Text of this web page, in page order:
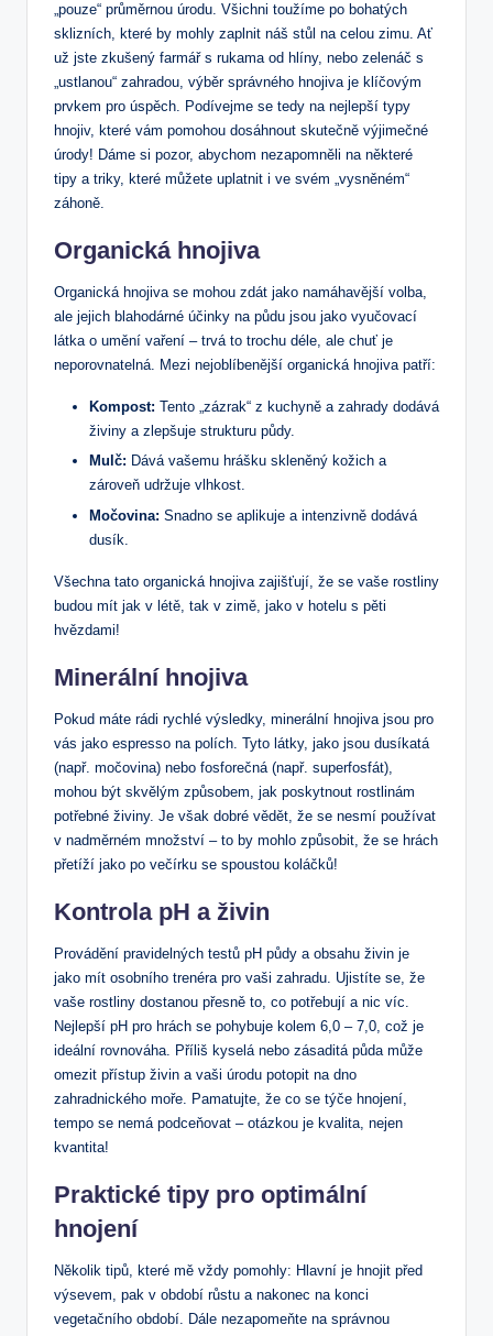
„pouze“ průměrnou úrodu. Všichni toužíme po bohatých
sklizních, které by mohly zaplnit náš stůl na celou zimu. Ať
už jste zkušený farmář s rukama od hlíny, nebo zelenáč s
„ustlanou“ zahradou, výběr správného hnojiva je klíčovým
prvkem pro úspěch. Podívejme se tedy na nejlepší typy
hnojiv, které vám pomohou dosáhnout skutečně výjimečné
úrody! Dáme si pozor, abychom nezapomněli na některé
tipy a triky, které můžete uplatnit i ve svém „vysněném“
záhoně.
Organická hnojiva
Organická hnojiva se mohou zdát jako namáhavější volba,
ale jejich blahodárné účinky na půdu jsou jako vyučovací
látka o umění vaření – trvá to trochu déle, ale chuť je
neporovnatelná. Mezi nejoblíbenější organická hnojiva patří:
Kompost: Tento „zázrak“ z kuchyně a zahrady dodává
živiny a zlepšuje strukturu půdy.
Mulč: Dává vašemu hrášku skleněný kožich a
zároveň udržuje vlhkost.
Močovina: Snadno se aplikuje a intenzivně dodává
dusík.
Všechna tato organická hnojiva zajišťují, že se vaše rostliny
budou mít jak v létě, tak v zimě, jako v hotelu s pěti
hvězdami!
Minerální hnojiva
Pokud máte rádi rychlé výsledky, minerální hnojiva jsou pro
vás jako espresso na polích. Tyto látky, jako jsou dusíkatá
(např. močovina) nebo fosforečná (např. superfosfát),
mohou být skvělým způsobem, jak poskytnout rostlinám
potřebné živiny. Je však dobré vědět, že se nesmí používat
v nadměrném množství – to by mohlo způsobit, že se hrách
přetíží jako po večírku se spoustou koláčků!
Kontrola pH a živin
Provádění pravidelných testů pH půdy a obsahu živin je
jako mít osobního trenéra pro vaši zahradu. Ujistíte se, že
vaše rostliny dostanou přesně to, co potřebují a nic víc.
Nejlepší pH pro hrách se pohybuje kolem 6,0 – 7,0, což je
ideální rovnováha. Příliš kyselá nebo zásaditá půda může
omezit přístup živin a vaši úrodu potopit na dno
zahradnického moře. Pamatujte, že co se týče hnojení,
tempo se nemá podceňovat – otázkou je kvalita, nejen
kvantita!
Praktické tipy pro optimální
hnojení
Několik tipů, které mě vždy pomohly: Hlavní je hnojit před
výsevem, pak v období růstu a nakonec na konci
vegetačního období. Dále nezapomeňte na správnou